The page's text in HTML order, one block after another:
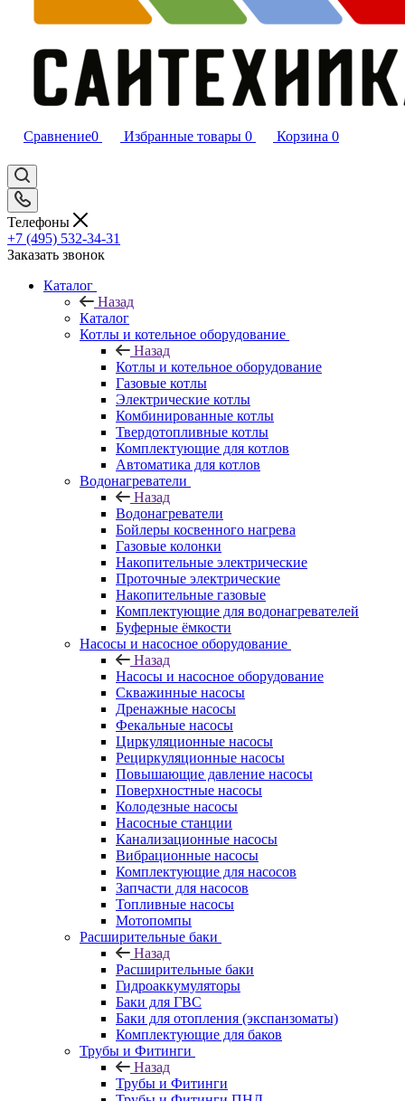
Сравнение0 Избранные товары 0 Корзина 0
Телефоны
+7 (495) 532‑34‑31
Заказать звонок
Каталог
Назад
Каталог
Котлы и котельное оборудование
Назад
Котлы и котельное оборудование
Газовые котлы
Электрические котлы
Комбинированные котлы
Твердотопливные котлы
Комплектующие для котлов
Автоматика для котлов
Водонагреватели
Назад
Водонагреватели
Бойлеры косвенного нагрева
Газовые колонки
Накопительные электрические
Проточные электрические
Накопительные газовые
Комплектующие для водонагревателей
Буферные ёмкости
Насосы и насосное оборудование
Назад
Насосы и насосное оборудование
Скважинные насосы
Дренажные насосы
Фекальные насосы
Циркуляционные насосы
Рециркуляционные насосы
Повышающие давление насосы
Поверхностные насосы
Колодезные насосы
Насосные станции
Канализационные насосы
Вибрационные насосы
Комплектующие для насосов
Запчасти для насосов
Топливные насосы
Мотопомпы
Расширительные баки
Назад
Расширительные баки
Гидроаккумуляторы
Баки для ГВС
Баки для отопления (экспанзоматы)
Комплектующие для баков
Трубы и Фитинги
Назад
Трубы и Фитинги